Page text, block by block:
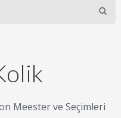
Meester ve Seçimleri